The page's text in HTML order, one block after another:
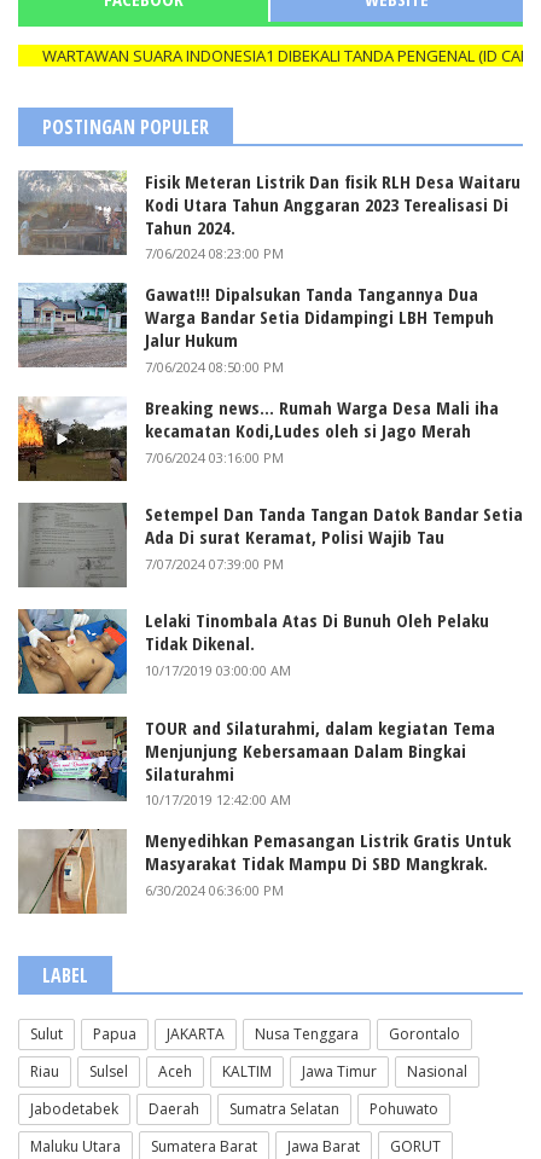
WARTAWAN SUARA INDONESIA1 DIBEKALI TANDA PENGENAL (ID CARD)
POSTINGAN POPULER
Fisik Meteran Listrik Dan fisik RLH Desa Waitaru
Kodi Utara Tahun Anggaran 2023 Terealisasi Di
Tahun 2024.
7/06/2024 08:23:00 PM
Gawat!!! Dipalsukan Tanda Tangannya Dua
Warga Bandar Setia Didampingi LBH Tempuh
Jalur Hukum
7/06/2024 08:50:00 PM
Breaking news... Rumah Warga Desa Mali iha
kecamatan Kodi,Ludes oleh si Jago Merah
7/06/2024 03:16:00 PM
Setempel Dan Tanda Tangan Datok Bandar Setia
Ada Di surat Keramat, Polisi Wajib Tau
7/07/2024 07:39:00 PM
Lelaki Tinombala Atas Di Bunuh Oleh Pelaku
Tidak Dikenal.
10/17/2019 03:00:00 AM
TOUR and Silaturahmi, dalam kegiatan Tema
Menjunjung Kebersamaan Dalam Bingkai
Silaturahmi
10/17/2019 12:42:00 AM
Menyedihkan Pemasangan Listrik Gratis Untuk
Masyarakat Tidak Mampu Di SBD Mangkrak.
6/30/2024 06:36:00 PM
LABEL
Sulut Papua JAKARTA Nusa Tenggara
Gorontalo
Riau
Sulsel Aceh KALTIM Jawa Timur
Nasional
Jabodetabek
Daerah Sumatra Selatan
Pohuwato
Maluku Utara
Sumatera Barat Jawa Barat
GORUT